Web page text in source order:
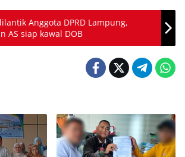
Anggota DPRD Lampung,
AS siap kawal DOB